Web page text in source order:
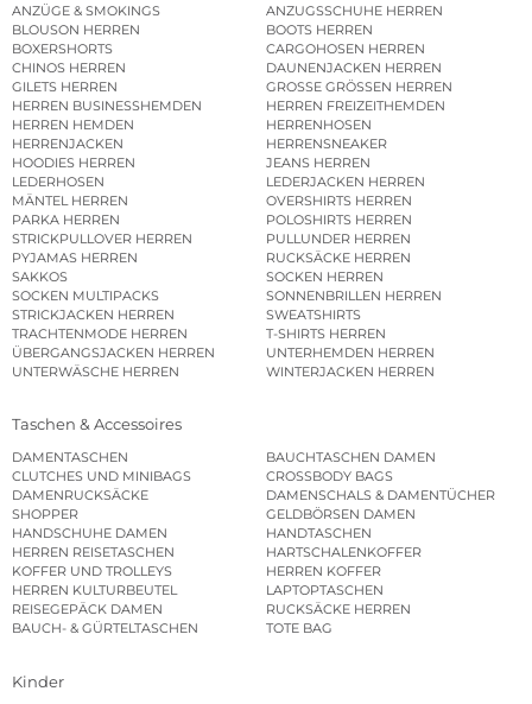
ANZÜGE & SMOKINGS
ANZUGSSCHUHE HERREN
BLOUSON HERREN
BOOTS HERREN
BOXERSHORTS
CARGOHOSEN HERREN
CHINOS HERREN
DAUNENJACKEN HERREN
GILETS HERREN
GROSSE GRÖSSEN HERREN
HERREN BUSINESSHEMDEN
HERREN FREIZEITHEMDEN
HERREN HEMDEN
HERRENHOSEN
HERRENJACKEN
HERRENSNEAKER
HOODIES HERREN
JEANS HERREN
LEDERHOSEN
LEDERJACKEN HERREN
MÄNTEL HERREN
OVERSHIRTS HERREN
PARKA HERREN
POLOSHIRTS HERREN
STRICKPULLOVER HERREN
PULLUNDER HERREN
PYJAMAS HERREN
RUCKSÄCKE HERREN
SAKKOS
SOCKEN HERREN
SOCKEN MULTIPACKS
SONNENBRILLEN HERREN
STRICKJACKEN HERREN
SWEATSHIRTS
TRACHTENMODE HERREN
T-SHIRTS HERREN
ÜBERGANGSJACKEN HERREN
UNTERHEMDEN HERREN
UNTERWÄSCHE HERREN
WINTERJACKEN HERREN
Taschen & Accessoires
DAMENTASCHEN
BAUCHTASCHEN DAMEN
CLUTCHES UND MINIBAGS
CROSSBODY BAGS
DAMENRUCKSÄCKE
DAMENSCHALS & DAMENTÜCHER
SHOPPER
GELDBÖRSEN DAMEN
HANDSCHUHE DAMEN
HANDTASCHEN
HERREN REISETASCHEN
HARTSCHALENKOFFER
KOFFER UND TROLLEYS
HERREN KOFFER
HERREN KULTURBEUTEL
LAPTOPTASCHEN
REISEGEPÄCK DAMEN
RUCKSÄCKE HERREN
BAUCH- & GÜRTELTASCHEN
TOTE BAG
Kinder